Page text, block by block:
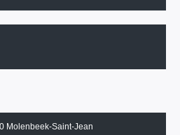
Molenbeek-Saint-Jean